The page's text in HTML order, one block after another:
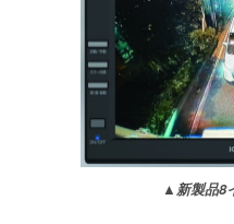
▲新製品8